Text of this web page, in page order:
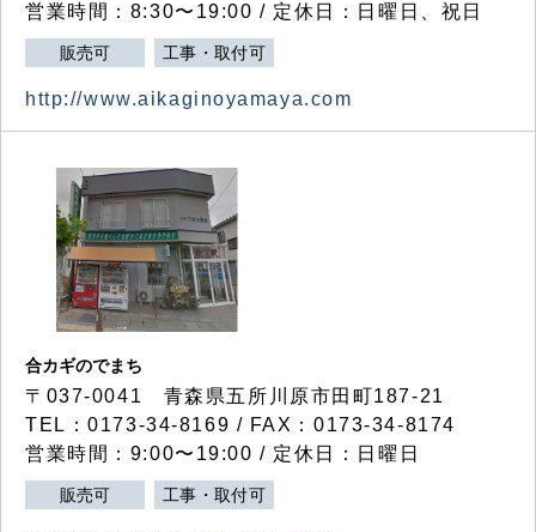
営業時間：8:30〜19:00 / 定休日：日曜日、祝日
販売可 工事・取付可
http://www.aikaginoyamaya.com
合カギのでまち
〒037-0041 青森県五所川原市田町187-21
TEL：0173-34-8169 / FAX：0173-34-8174
営業時間：9:00〜19:00 / 定休日：日曜日
販売可 工事・取付可